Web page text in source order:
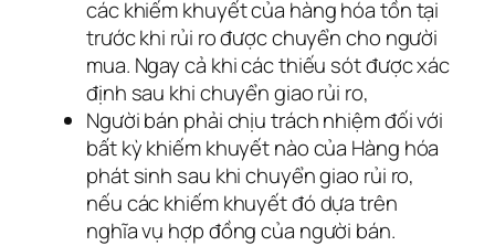
các khiếm khuyết của hàng hóa tồn tại
trước khi rủi ro được chuyển cho người
mua. Ngay cả khi các thiếu sót được xác
định sau khi chuyển giao rủi ro,
Người bán phải chịu trách nhiệm đối với
bất kỳ khiếm khuyết nào của Hàng hóa
phát sinh sau khi chuyển giao rủi ro,
nếu các khiếm khuyết đó dựa trên
nghĩa vụ hợp đồng của người bán.